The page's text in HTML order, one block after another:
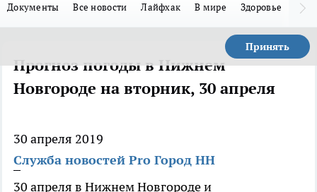
Документы Все новости Лайфхак В мире Здоровье
Принять
Прогноз погоды в Нижнем
Новгороде на вторник, 30 апреля
30 апреля 2019
Служба новостей Pro Город НН
30 апреля в Нижнем Новгороде и